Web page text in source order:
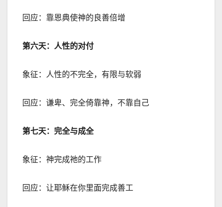
回应：靠恩典使神的良善倍增
第六天：人性的对付
象征：人性的不完全，有限与软弱
回应：谦卑、完全倚靠神，不靠自己
第七天：完全与成全
象征：神完成祂的工作
回应：让耶稣在你里面完成善工